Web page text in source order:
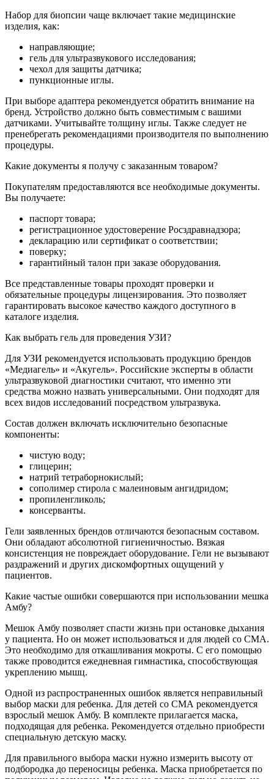
Набор для биопсии чаще включает такие медицинские
изделия, как:
направляющие;
гель для ультразвукового исследования;
чехол для защиты датчика;
пункционные иглы.
При выборе адаптера рекомендуется обратить внимание на
бренд. Устройство должно быть совместимым с вашими
датчиками. Учитывайте толщину иглы. Также следует не
пренебрегать рекомендациями производителя по выполнению
процедуры.
Какие документы я получу с заказанным товаром?
Покупателям предоставляются все необходимые документы.
Вы получаете:
паспорт товара;
регистрационное удостоверение Росздравнадзора;
декларацию или сертификат о соответствии;
поверку;
гарантийный талон при заказе оборудования.
Все представленные товары проходят проверки и
обязательные процедуры лицензирования. Это позволяет
гарантировать высокое качество каждого доступного в
каталоге изделия.
Как выбрать гель для проведения УЗИ?
Для УЗИ рекомендуется использовать продукцию брендов
«Медиагель» и «Акугель». Российские эксперты в области
ультразвуковой диагностики считают, что именно эти
средства можно назвать универсальными. Они подходят для
всех видов исследований посредством ультразвука.
Состав должен включать исключительно безопасные
компоненты:
чистую воду;
глицерин;
натрий тетраборнокислый;
сополимер стирола с малеиновым ангидридом;
пропиленгликоль;
консерванты.
Гели заявленных брендов отличаются безопасным составом.
Они обладают абсолютной гигиеничностью. Вязкая
консистенция не повреждает оборудование. Гели не вызывают
раздражений и других дискомфортных ощущений у
пациентов.
Какие частые ошибки совершаются при использовании мешка
Амбу?
Мешок Амбу позволяет спасти жизнь при остановке дыхания
у пациента. Но он может использоваться и для людей со СМА.
Это необходимо для откашливания мокроты. С его помощью
также проводится ежедневная гимнастика, способствующая
укреплению мышц.
Одной из распространенных ошибок является неправильный
выбор маски для ребенка. Для детей со СМА рекомендуется
взрослый мешок Амбу. В комплекте прилагается маска,
подходящая для ребенка. Рекомендуется отдельно приобрести
специальную детскую маску.
Для правильного выбора маски нужно измерить высоту от
подбородка до переносицы ребенка. Маска приобретается по